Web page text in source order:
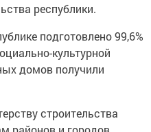
республики.
подготовлено 99,6%
культурной
домов получили
строительства